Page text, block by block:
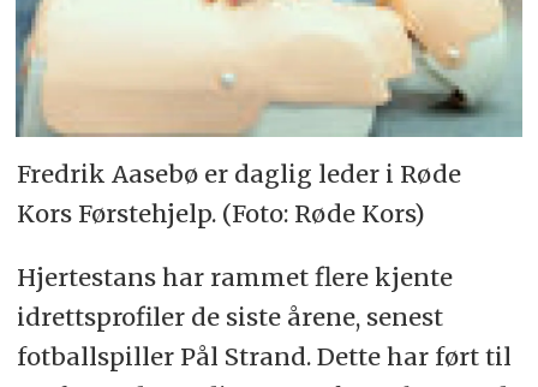
Fredrik Aasebø er daglig leder i Røde
Kors Førstehjelp. (Foto: Røde Kors)
Hjertestans har rammet flere kjente
idrettsprofiler de siste årene, senest
fotballspiller Pål Strand. Dette har ført til